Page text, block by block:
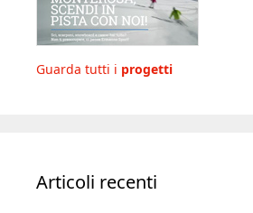
Guarda tutti i progetti
Articoli recenti